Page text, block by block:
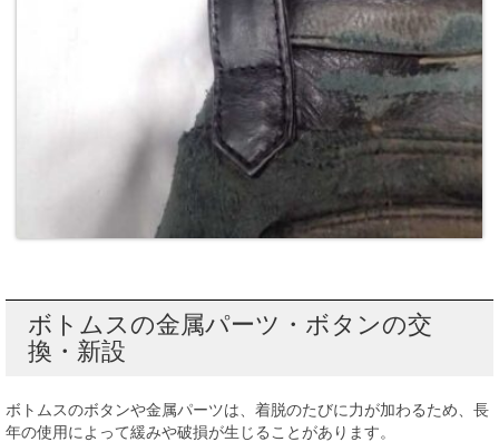
ボトムスの金属パーツ・ボタンの交
換・新設
ボトムスのボタンや金属パーツは、着脱のたびに力が加わるため、長
年の使用によって緩みや破損が生じることがあります。